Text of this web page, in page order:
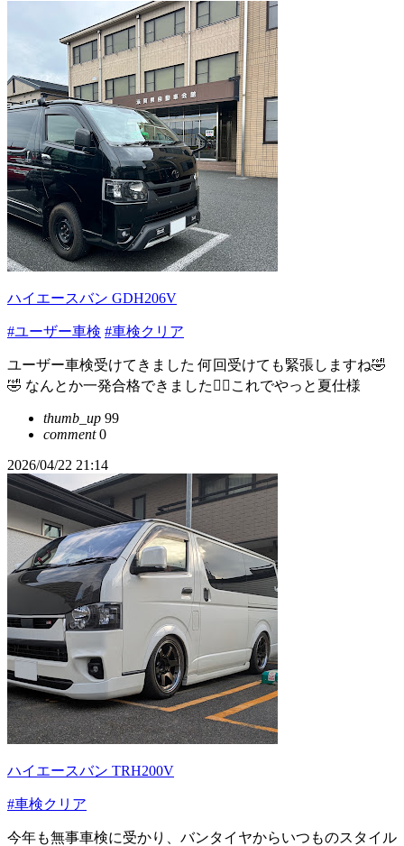
ハイエースバン GDH206V
#ユーザー車検 #車検クリア
ユーザー車検受けてきました 何回受けても緊張しますね🤣
🤣 なんとか一発合格できました✌🏽これでやっと夏仕様
thumb_up 99
comment0
2026/04/22 21:14
ハイエースバン TRH200V
#車検クリア
今年も無事車検に受かり、バンタイヤからいつものスタイル